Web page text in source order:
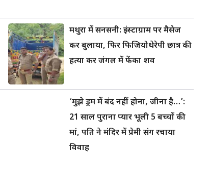
मथुरा में सनसनी: इंस्टाग्राम पर मैसेज
कर बुलाया, फिर फिजियोथेरेपी छात्र की
हत्या कर जंगल में फेंका शव
‘मुझे ड्रम में बंद नहीं होना, जीना है…’:
21 साल पुराना प्यार भूली 5 बच्चों की
मां, पति ने मंदिर में प्रेमी संग रचाया
विवाह